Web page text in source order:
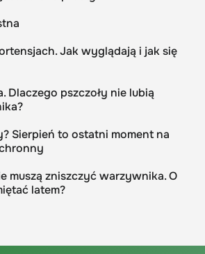
Jak wyglądają i jak się
Dlaczego pszczoły nie lubią
Sierpień to ostatni moment na
muszą zniszczyć warzywnika. O
latem?